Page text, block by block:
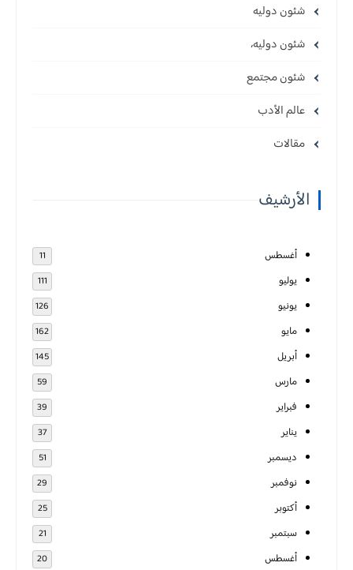
شئون دوليه
شئون دوليه،
شئون مجتمع
عالم الأدب
مقالات
الأرشيف
أغسطس 11
يوليو 111
يونيو 126
مايو 162
أبريل 145
مارس 59
فبراير 39
يناير 37
ديسمبر 51
نوفمبر 29
أكتوبر 25
سبتمبر 21
أغسطس 20